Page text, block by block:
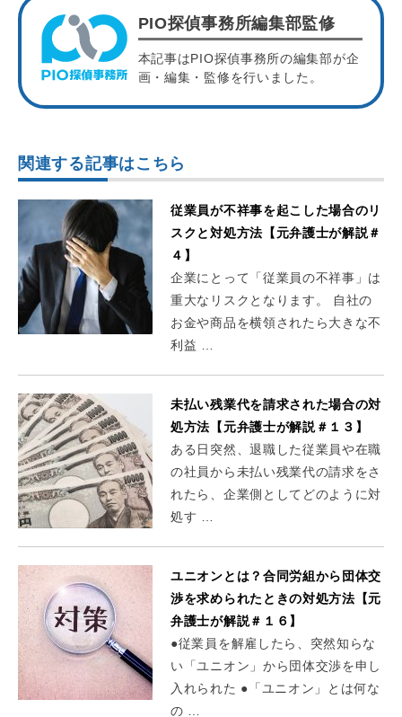
PIO探偵事務所編集部監修
本記事はPIO探偵事務所の編集部が企
画・編集・監修を行いました。
関連する記事はこちら
従業員が不祥事を起こした場合のリ
スクと対処方法【元弁護士が解説＃
４】
企業にとって「従業員の不祥事」は
重大なリスクとなります。 自社の
お金や商品を横領されたら大きな不
利益 …
未払い残業代を請求された場合の対
処方法【元弁護士が解説＃１３】
ある日突然、退職した従業員や在職
の社員から未払い残業代の請求をさ
れたら、企業側としてどのように対
処す …
ユニオンとは？合同労組から団体交
渉を求められたときの対処方法【元
弁護士が解説＃１６】
●従業員を解雇したら、突然知らな
い「ユニオン」から団体交渉を申し
入れられた ●「ユニオン」とは何な
の …